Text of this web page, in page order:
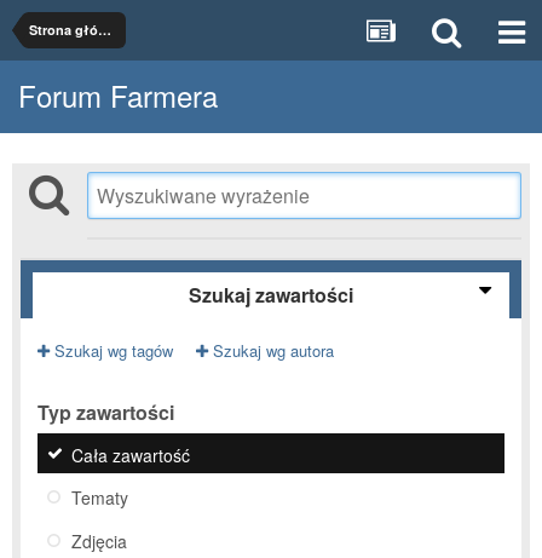
Strona główna
Forum Farmera
Szukaj zawartości
Szukaj wg tagów Szukaj wg autora
Typ zawartości
Cała zawartość
Tematy
Zdjęcia